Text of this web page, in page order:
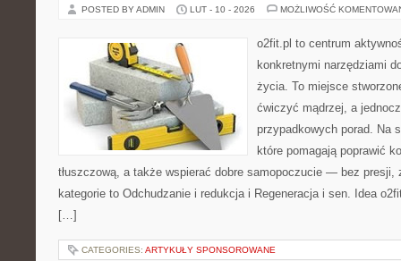
POSTED BY ADMIN LUT - 10 - 2026 MOŻLIWOŚĆ
o2fit.pl to centrum
konkretnymi narzędziami
życia. To miejsce
ćwiczyć mądrzej, a
przypadkowych porad. Na
które pomagają poprawić
tłuszczową, a także wspierać dobre samopoczucie — bez presji,
kategorie to Odchudzanie i redukcja i Regeneracja i sen. Idea
[…]
CATEGORIES: ARTYKUŁY SPONSOROWANE